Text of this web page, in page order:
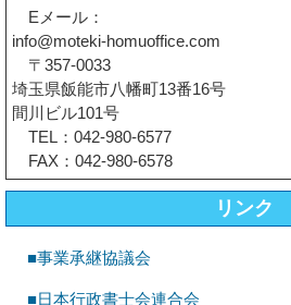
Eメール：
info@moteki-homuoffice.com
〒357-0033
埼玉県飯能市八幡町13番16号
間川ビル101号
TEL：042-980-6577
FAX：042-980-6578
リンク
■事業承継協議会
■日本行政書士会連合会